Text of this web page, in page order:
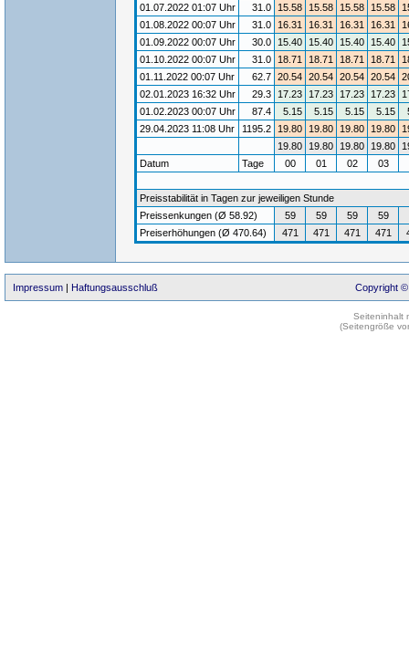
01.07.2022 01:07 Uhr
31.0 15.58 15.58 15.58 15.58
01.08.2022 00:07 Uhr
31.0 16.31 16.31 16.31 16.31
01.09.2022 00:07 Uhr
30.0 15.40 15.40 15.40 15.40
01.10.2022 00:07 Uhr
31.0 18.71 18.71 18.71 18.71
01.11.2022 00:07 Uhr
62.7 20.54 20.54 20.54 20.54
02.01.2023 16:32 Uhr
29.3 17.23 17.23 17.23 17.23
01.02.2023 00:07 Uhr
87.4 5.15 5.15 5.15 5.15
29.04.2023 11:08 Uhr
1195.2 19.80 19.80 19.80 19.80
19.80
19.80 19.80 19.80
Datum
Tage 00 01 02 03
Preisstabilität in Tagen zur jeweiligen Stunde
Preissenkungen (Ø 58.92)
59 59 59 59
Preiserhöhungen (Ø 470.64)
471 471 471 471
Impressum | Haftungsausschluß Copyright ©
Seiteninhalt
(Seitengröße